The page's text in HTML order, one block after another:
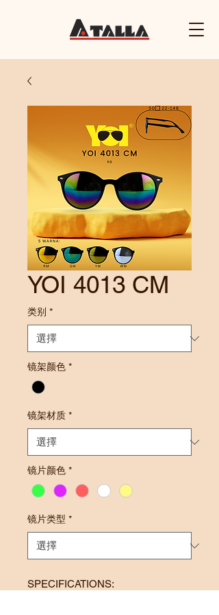
YOI 4013 CM
类别 *
镜架颜色 *
镜架材质 *
镜片颜色 *
镜片类型 *
SPECIFICATIONS: